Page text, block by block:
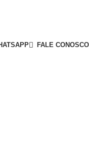
FALE CONOSCO